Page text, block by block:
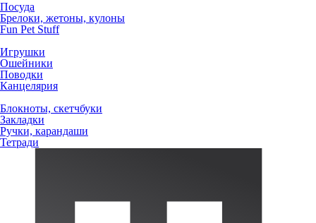
Посуда
Брелоки, жетоны, кулоны
Fun Pet Stuff
Игрушки
Ошейники
Поводки
Канцелярия
Блокноты, скетчбуки
Закладки
Ручки, карандаши
Тетради